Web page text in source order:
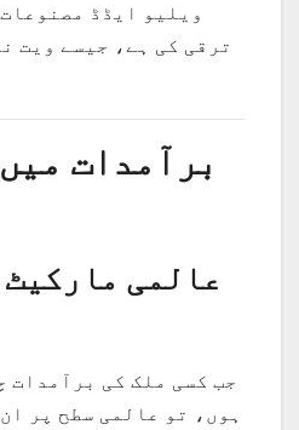
ویلیو ایڈڈ
ترقی کی ہے، جیسے ویت
برآمدات
عالمی
جب کسی ملک کی برآمدات
ہوں، تو عالمی سطح پر